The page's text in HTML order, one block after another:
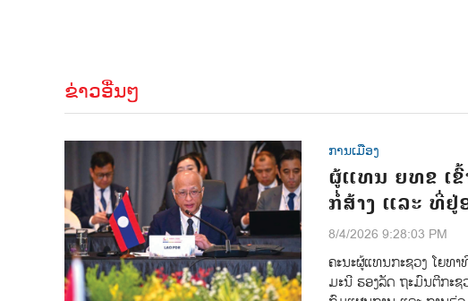
ຂ່າວອື່ນໆ
ການເມືອງ
ຜູ້ແທນ ຍທຂ ເຂົ້
ກໍ່ສ້າງ ແລະ ທີ່ຢູ່
8/4/2026 9:28:03 PM
ຄະນະຜູ້ແທນກະຊວງ ໂຍທ
ມະນີ ຮອງລັດ ຖະມົນຕີກະຊ